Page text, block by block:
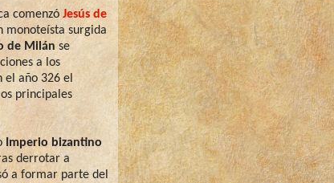
comenzóJesús de
monoteísta surgida
de Milán se
a los
el año 326 el
principales
Imperio bizantino
derrotar a
a formar parte del